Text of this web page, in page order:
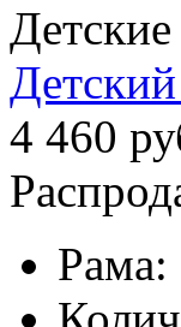
4 460
Рама: